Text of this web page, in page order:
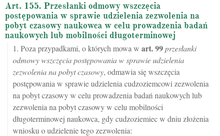
Art. 155. Przesłanki odmowy wszczęcia
postępowania w sprawie udzielenia zezwolenia na
pobyt czasowy naukowca w celu prowadzenia badań
naukowych lub mobilności długoterminowej
1. Poza przypadkami, o których mowa w art.99przesłanki
odmowy wszczęcia postępowania w sprawie udzielenia
zezwolenia na pobyt czasowy, odmawia się wszczęcia
postępowania w sprawie udzielenia cudzoziemcowi zezwolenia
na pobyt czasowy w celu prowadzenia badań naukowych lub
zezwolenia na pobyt czasowy w celu mobilności
długoterminowej naukowca, gdy cudzoziemiec w dniu złożenia
wniosku o udzielenie tego zezwolenia: